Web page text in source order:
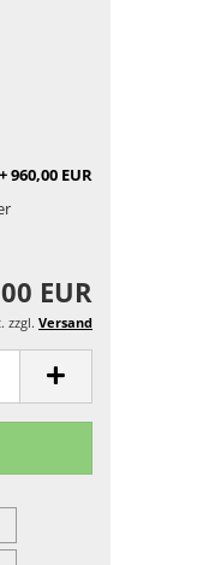
+ 960,00 EUR
EUR
zzgl. Versand